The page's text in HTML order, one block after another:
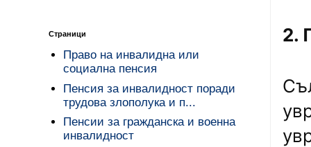
2.
Страници
Право на инвалидна или
социална пенсия
Пенсия за инвалидност поради
трудова злополука и п...
Пенсии за гражданска и военна
инвалидност